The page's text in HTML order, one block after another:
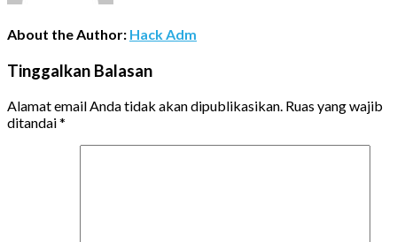
About the Author: Hack Adm
Tinggalkan Balasan
Alamat email Anda tidak akan dipublikasikan. Ruas yang wajib
ditandai*